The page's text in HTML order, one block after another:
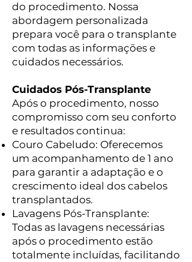
do procedimento. Nossa
abordagem personalizada
prepara você para o transplante
com todas as informações e
cuidados necessários.
Cuidados Pós-Transplante
Após o procedimento, nosso
compromisso com seu conforto
e resultados continua:
Couro Cabeludo: Oferecemos
um acompanhamento de 1 ano
para garantir a adaptação e o
crescimento ideal dos cabelos
transplantados.
Lavagens Pós-Transplante:
Todas as lavagens necessárias
após o procedimento estão
totalmente incluídas, facilitando